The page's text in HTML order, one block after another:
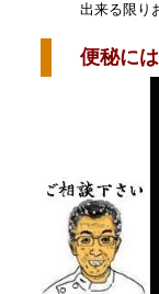
出来る限り
便秘には